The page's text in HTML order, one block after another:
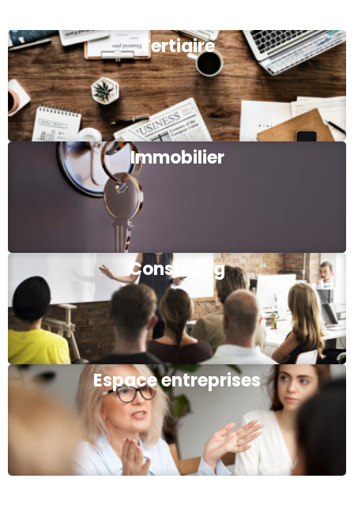
Tertiaire
Immobilier
Consulting
Espace entreprises